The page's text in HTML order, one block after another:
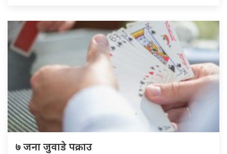
७ जना जुवाडे पक्राउ